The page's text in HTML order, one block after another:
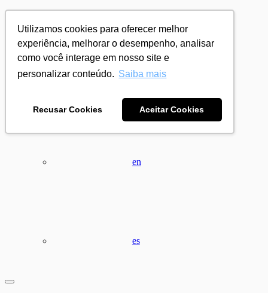
Utilizamos cookies para oferecer melhor
experiência, melhorar o desempenho, analisar
como você interage em nosso site e
personalizar conteúdo. Saiba mais
Recusar Cookies Aceitar Cookies
en
es